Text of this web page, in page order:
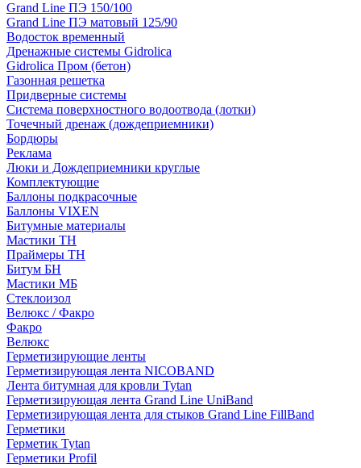
Grand Line ПЭ 150/100
Grand Line ПЭ матовый 125/90
Водосток временный
Дренажные системы Gidrolica
Gidrolica Пром (бетон)
Газонная решетка
Придверные системы
Система поверхностного водоотвода (лотки)
Точечный дренаж (дождеприемники)
Бордюры
Рекламa
Люки и Дождеприемники круглые
Комплектующие
Баллоны подкрасочные
Баллоны VIXEN
Битумные материалы
Мастики ТН
Праймеры ТН
Битум БН
Мастики МБ
Стеклоизол
Велюкс / Факро
Факро
Велюкс
Герметизирующие ленты
Герметизирующая лента NICOBAND
Лента битумная для кровли Tytan
Герметизирующая лента Grand Line UniBand
Герметизирующая лента для стыков Grand Line FillBand
Герметики
Герметик Tytan
Герметики Profil